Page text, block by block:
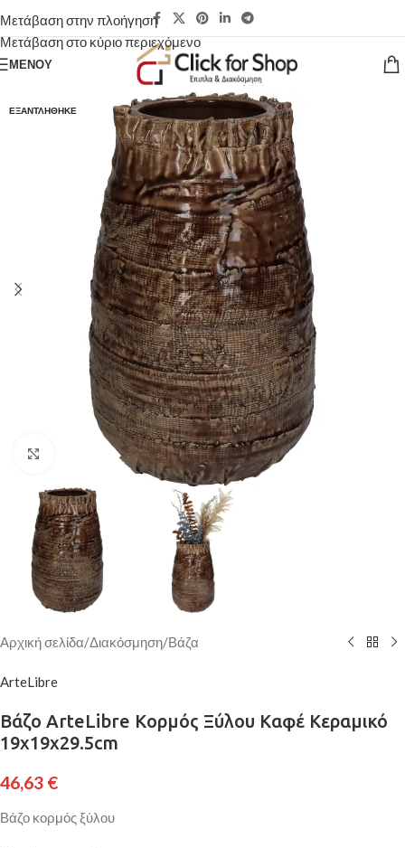
Μετάβαση στην πλοήγηση
Μετάβαση στο κύριο περιεχόμενο
ΜΕΝΟΎ
ΕΞΑΝΤΛΉΘΗΚΕ
Κάντε κλικ για μεγέθυνση
Αρχική σελίδα/Διακόσμηση/Βάζα
ArteLibre
Βάζο ArteLibre Κορμός Ξύλου Καφέ Κεραμικό
19x19x29.5cm
46,63 €
Βάζο κορμός ξύλου